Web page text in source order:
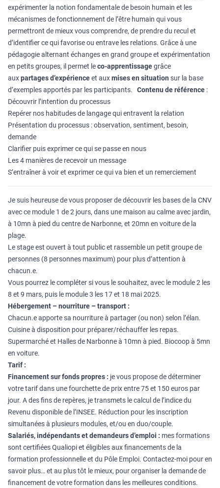
expérimenter la notion fondamentale de besoin humain et les
mécanismes de fonctionnement de l’être humain qui vous
permettront de mieux vous comprendre, de prendre du recul et
d’identifier ce qui favorise ou entrave les relations. Grâce à une
pédagogie alternant échanges en grand groupe et expérimentation
en petits groupes, il permet leco-apprentissagegrâce
auxpartages d’expérienceet auxmises en situation sur la base
d’exemples apportés par les participants. Contenu de référence :
Découvrir l’intention du processus
Repérer nos habitudes de langage qui entravent la relation
Présentation du processus : observation, sentiment, besoin,
demande
Clarifier puis exprimer ce qui se passe en nous
Les 4 manières de recevoir un message
S’entraîner à voir et exprimer ce qui va bien et un remerciement
Je suis heureuse de vous proposer de découvrir les bases de la CNV
avec ce module 1 de 2 jours, dans une maison au calme avec jardin,
à 10mn à pied du centre de Narbonne, et 20mn en voiture de la
plage.
Le stage est ouvert à tout public et rassemble un petit groupe de
personnes (8 personnes maximum) pour plus d’attention à
chacun.e.
Vous pourrez le compléter si vous le souhaitez, avec le module 2 les
8 et 9 mars, puis le module 3 les 17 et 18 mai 2025.
Hébergement – nourriture – transport :
Chacun.e apporte sa nourriture à partager (ou non) selon l’élan.
Cuisine à disposition pour préparer/réchauffer les repas.
Supermarché et Halles de Narbonne à 10mn à pied. Biocoop à 5mn
en voiture.
Tarif :
Financement sur fonds propres : je vous propose de déterminer
votre tarif dans une fourchette de prix entre 75 et 150 euros par
jour. A des fins de repères, je transmets le calcul de l’indice du
Revenu disponible de l’INSEE. Réduction pour les inscription
simultanées à plusieurs modules, et/ou en duo/couple.
Salariés, indépendants et demandeurs d’emploi : mes formations
sont certifiées Qualiopi et éligibles aux financements de la
formation professionnelle et du Pôle Emploi. Contactez-moi pour en
savoir plus… et au plus tôt le mieux, pour organiser la demande de
financement de votre formation dans les meilleures conditions.